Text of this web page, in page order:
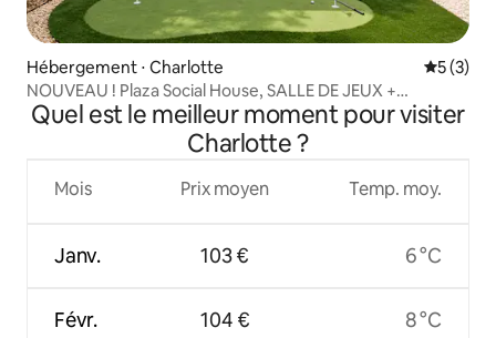
Hébergement ⋅ Charlotte
5 (3)
NOUVEAU ! Plaza Social House, SALLE DE JEUX +
accessible à pied
Quel est le meilleur moment pour visiter
Charlotte ?
Mois
Janv.
Févr.
Prix moyen
103 €
104 €
Temp. moy.
6 °C
8 °C